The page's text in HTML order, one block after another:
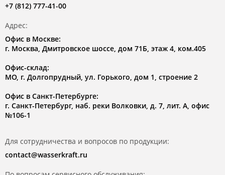
+7 (812) 777-41-00
Адрес:
Офис в Москве:
г. Москва, Дмитровское шоссе, дом 71Б, этаж 4, ком.405
Офис-склад:
МО, г. Долгопрудный, ул. Горького, дом 1, строение 2
Офис в Санкт-Петербурге:
г. Санкт-Петербург, наб. реки Волковки, д. 7, лит. А, офис
№106-1
Для сотрудничества и вопросов по продукции:
contact@wasserkraft.ru